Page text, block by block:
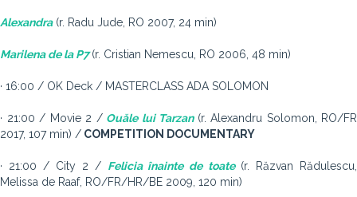
Alexandra(r. Radu Jude, RO 2007, 24 min)
Marilena de la P7(r. Cristian Nemescu, RO 2006, 48 min)
· 16:00 / OK Deck / MASTERCLASS ADA SOLOMON
· 21:00 / Movie 2 /Ouăle lui Tarzan (r. Alexandru Solomon, RO/FR
2017, 107 min) / COMPETITION DOCUMENTARY
· 21:00 / City 2 / Felicia înainte de toate (r.
Răzvan Rădulescu,
Melissa de Raaf, RO/FR/HR/BE 2009, 120 min)